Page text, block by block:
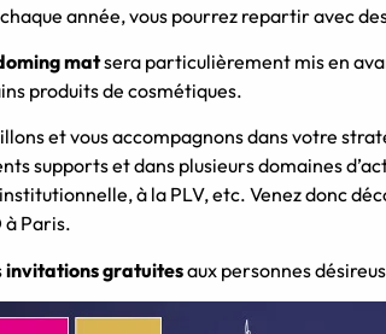
année, vous pourrez repartir avec
matsera particulièrement mis en
produits de cosmétiques.
et vous accompagnons dans votre
supports et dans plusieurs domaines
à la PLV, etc. Venez donc
à Paris.
invitations gratuitesaux personnes